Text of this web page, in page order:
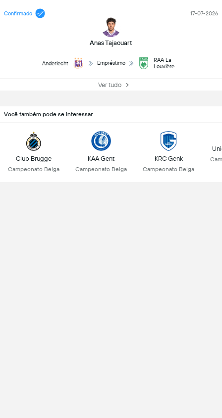
Confirmado
Anas Tajaouart
17-07-2026
Anderlecht Empréstimo
RAA La
Louvière
Ver tudo
Você também pode se interessar
Club Brugge
Campeonato Belga
KAA Gent
Campeonato Belga
KRC Genk
Campeonato Belga